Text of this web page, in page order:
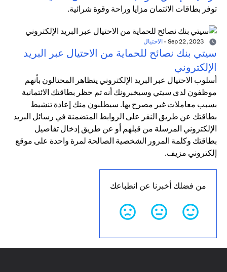
توفر بطاقات الائتمان مزايا وراحة وقوة شرائية.
- الاحتيال
سيتي بنك نصائح للحماية من الاحتيال عبر البريد
الإلكتروني
أسلوب الاحتيال عبر البريد الإلكتروني يتظاهر المحتالون بأنهم
موظفون لدى سيتي وسيخبرونك أنه تم حظر بطاقتك الائتمانية
بسبب معاملات غير مصرح بها. سيطلبون منك إعادة تنشيط
بطاقتك عن طريق النقر على الروابط المتضمنة في رسائل البريد
الإلكتروني المرسلة من قبلهم أو عن طريق إدخال تفاصيل
بطاقتك وكلمة المرور الشخصية الصالحة لمرة واحدة على موقع
إلكتروني مزيف.
من فضلك أخبرنا عن انطباعك